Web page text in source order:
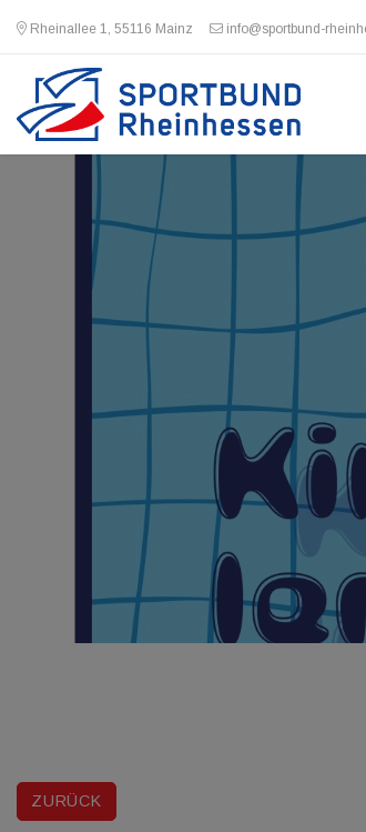
Rheinallee 1, 55116 Mainz info@sportbund-
ZURÜCK